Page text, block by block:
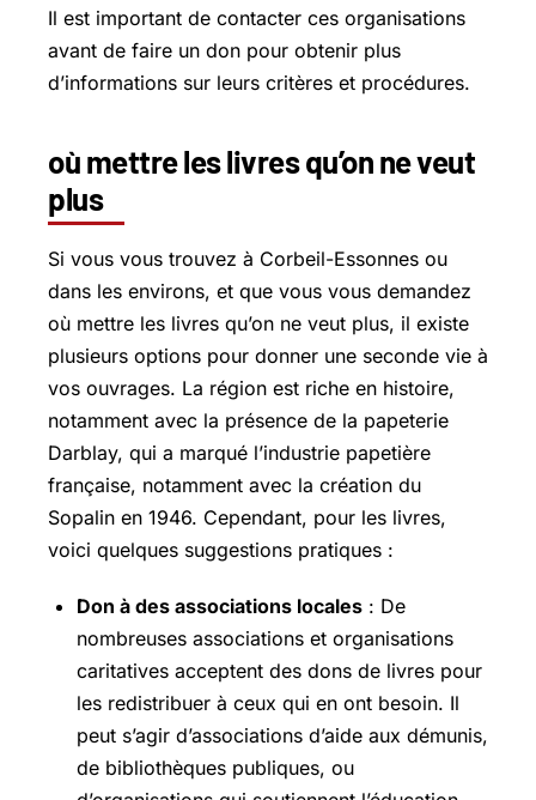
Il est important de contacter ces organisations
avant de faire un don pour obtenir plus
d’informations sur leurs critères et procédures.
où mettre les livres qu’on ne veut
plus
Si vous vous trouvez à Corbeil-Essonnes ou
dans les environs, et que vous vous demandez
où mettre les livres qu’on ne veut plus, il existe
plusieurs options pour donner une seconde vie à
vos ouvrages. La région est riche en histoire,
notamment avec la présence de la papeterie
Darblay, qui a marqué l’industrie papetière
française, notamment avec la création du
Sopalin en 1946. Cependant, pour les livres,
voici quelques suggestions pratiques :
Don à des associations locales : De
nombreuses associations et organisations
caritatives acceptent des dons de livres pour
les redistribuer à ceux qui en ont besoin. Il
peut s’agir d’associations d’aide aux démunis,
de bibliothèques publiques, ou